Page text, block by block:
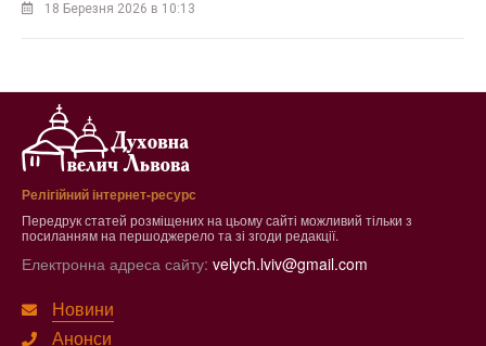
Релігійний інтернет-ресурс
Передрук статей розміщених на цьому сайті можливий тільки з
посиланням на першоджерело та зі згоди редакції.
Електронна адреса сайту: velych.lviv@gmail.com
Новини
Анонси